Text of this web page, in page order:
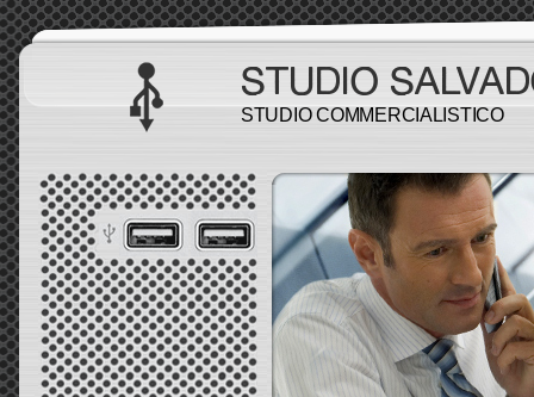
STUDIO COMMERCIALISTICO